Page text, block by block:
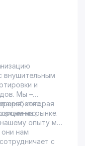
внушительным
и
Мы –
которая
на рынке.
нашему опыту мы
нам
с